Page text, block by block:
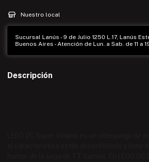
Nuestro local
Sucursal Lanús - 9 de Julio 1250 L.17, Lanús
Buenos Aires - Atención de Lun. a Sab. de 11 a
Descripción